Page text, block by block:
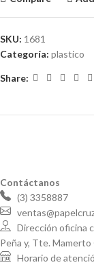
SKU: 1681
Categoría: plastico
Share:
Contáctanos
(3) 3358887
Dirección oficina
Peña y, Tte. Mamerto
Horario de